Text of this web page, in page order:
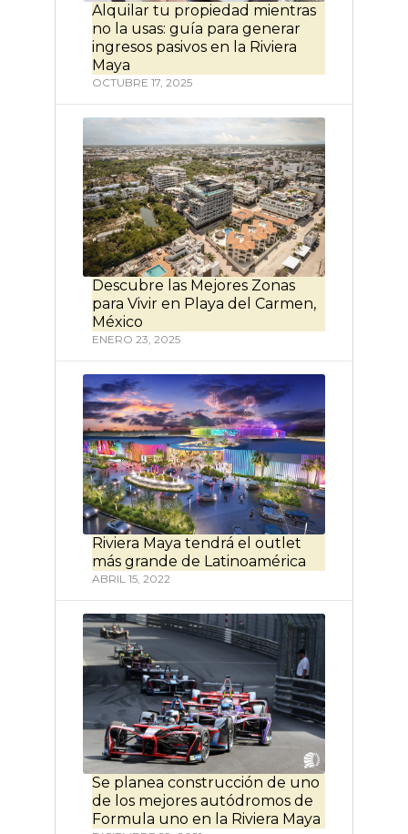
Alquilar tu propiedad mientras
no la usas: guía para generar
ingresos pasivos en la Riviera
Maya
OCTUBRE 17, 2025
Descubre las Mejores Zonas
para Vivir en Playa del Carmen,
México
ENERO 23, 2025
Riviera Maya tendrá el outlet
más grande de Latinoamérica
ABRIL 15, 2022
Se planea construcción de uno
de los mejores autódromos de
Formula uno en la Riviera Maya